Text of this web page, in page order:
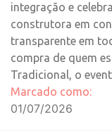
integração e
construtora em
transparente em
compra de quem
Tradicional, o
Marcado como:
01/07/2026